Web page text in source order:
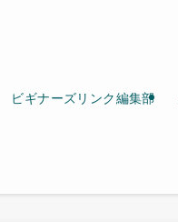
ビギナーズリンク編集部